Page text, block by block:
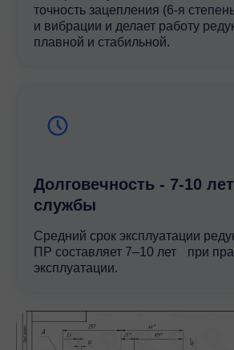
точность зацепления (6-я
и вибрации и делает работу
плавной и стабильной.
Долговечность - 7-10
службы
Средний срок эксплуатации
ПР составляет 7–10 лет при
эксплуатации.